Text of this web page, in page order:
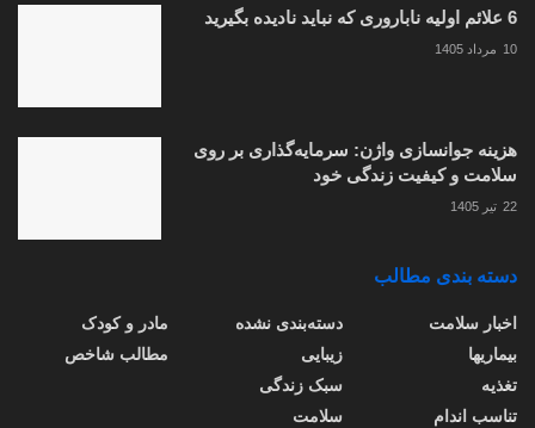
6 علائم اولیه ناباروری که نباید نادیده بگیرید
10 مرداد 1405
هزینه جوانسازی واژن: سرمایه‌گذاری بر روی
سلامت و کیفیت زندگی خود
22 تیر 1405
دسته بندی مطالب
اخبار سلامت
بیماریها
تغذیه
تناسب اندام
دسته‌بندی نشده
زیبایی
سبک زندگی
سلامت
مادر و کودک
مطالب شاخص